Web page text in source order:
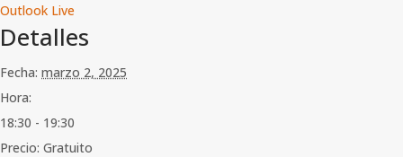
Outlook Live
Detalles
Fecha: marzo 2, 2025
Hora:
18:30 - 19:30
Precio: Gratuito